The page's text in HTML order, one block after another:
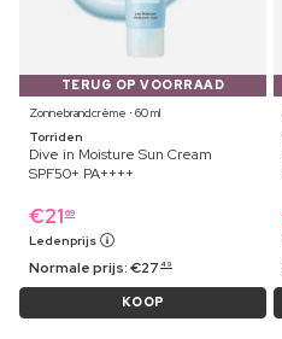
TERUG OP VOORRAAD
Zonnebrandcrème ⋅ 60 ml
Torriden
Dive in Moisture Sun Cream
SPF50+ PA++++
€21 69
Ledenprijs
Normale prijs:€27 49
KOOP